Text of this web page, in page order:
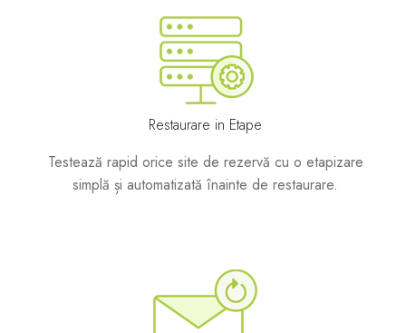
Restaurare in Etape
Testează rapid orice site de rezervă cu o etapizare
simplă și automatizată înainte de restaurare.